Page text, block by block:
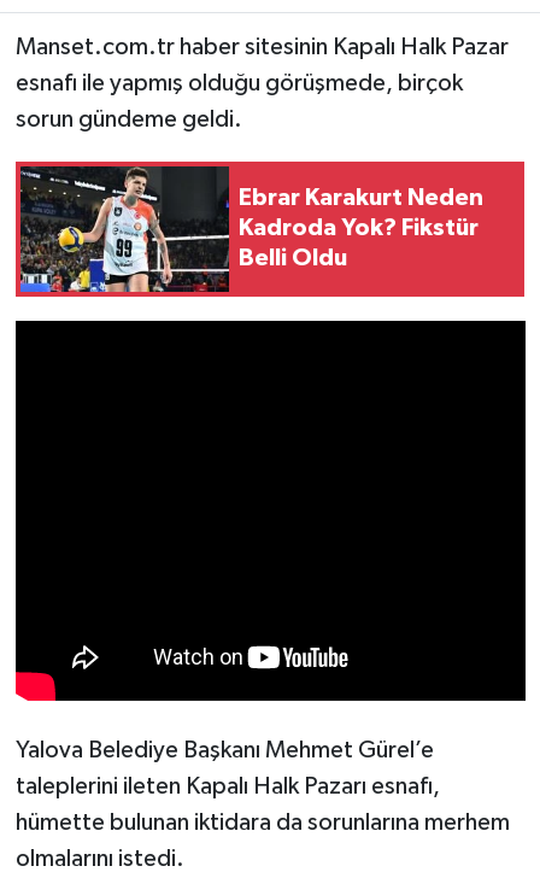
Manset.com.tr haber sitesinin Kapalı Halk Pazar
esnafı ile yapmış olduğu görüşmede, birçok
sorun gündeme geldi.
Ebrar Karakurt Neden
Kadroda Yok? Fikstür
Belli Oldu
Yalova Belediye Başkanı Mehmet Gürel’e
taleplerini ileten Kapalı Halk Pazarı esnafı,
hümette bulunan iktidara da sorunlarına merhem
olmalarını istedi.